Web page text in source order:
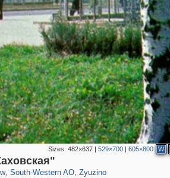
Sizes:482×637 |529×700 |605×800 W
29,243
, South-Western AO
12,415 76
, Zyuzino